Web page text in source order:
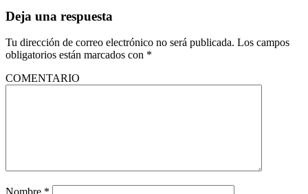
Deja una respuesta
Tu dirección de correo electrónico no será publicada. Los campos
obligatorios están marcados con *
COMENTARIO